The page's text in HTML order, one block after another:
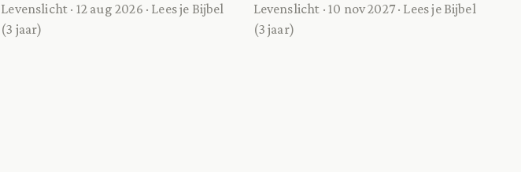
Levenslicht · 12 aug 2026 · Lees je Bijbel
(3 jaar)
Levenslicht · 10 nov 2027 · Lees je Bijbel
(3 jaar)